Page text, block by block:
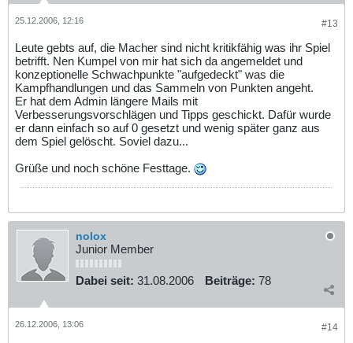
#13
25.12.2006, 12:16
Leute gebts auf, die Macher sind nicht kritikfähig was ihr Spiel
betrifft. Nen Kumpel von mir hat sich da angemeldet und
konzeptionelle Schwachpunkte "aufgedeckt" was die
Kampfhandlungen und das Sammeln von Punkten angeht.
Er hat dem Admin längere Mails mit
Verbesserungsvorschlägen und Tipps geschickt. Dafür wurde
er dann einfach so auf 0 gesetzt und wenig später ganz aus
dem Spiel gelöscht. Soviel dazu...
Grüße und noch schöne Festtage.
nolox
Junior Member
Dabei seit: 31.08.2006 Beiträge: 78
#14
26.12.2006, 13:06